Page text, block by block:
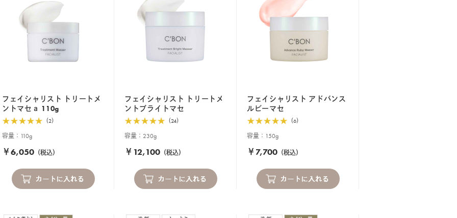
フェイシャリスト トリートメ
ントマセａ 110g
（2）
容量：110g
￥6,050 （税込）
フェイシャリスト トリートメ
ントブライトマセ
（24）
容量：230g
￥12,100 （税込）
フェイシャリスト アドバンス
ルビーマセ
（6）
容量：150g
￥7,700 （税込）